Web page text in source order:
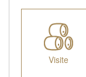
Visite